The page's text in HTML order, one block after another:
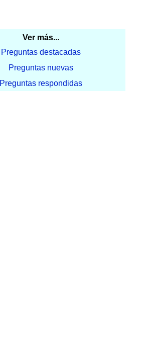
Ver más...
Preguntas destacadas
Preguntas nuevas
Preguntas respondidas